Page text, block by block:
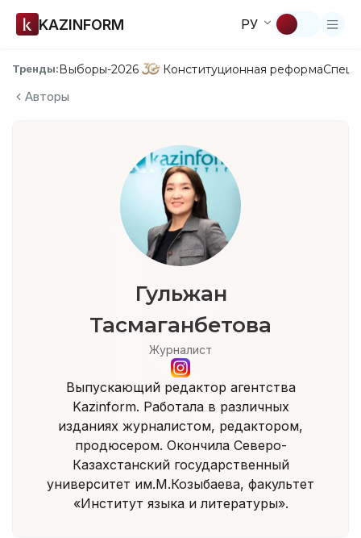
KAZINFORM РУ
Тренды:Выборы-2026 Конституционная реформа
Авторы
Гульжан
Тасмаганбетова
Журналист
Выпускающий редактор агентства
Kаzinform. Работала в различных
изданиях журналистом, редактором,
продюсером. Окончила Северо-
Казахстанский государственный
университет им.М.Козыбаева, факультет
«Институт языка и литературы».